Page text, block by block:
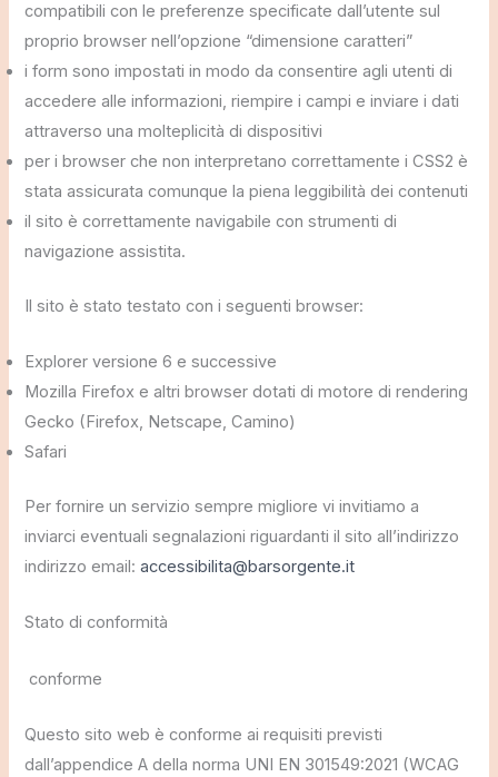
compatibili con le preferenze specificate dall’utente sul
proprio browser nell’opzione “dimensione caratteri”
i form sono impostati in modo da consentire agli utenti di
accedere alle informazioni, riempire i campi e inviare i dati
attraverso una molteplicità di dispositivi
per i browser che non interpretano correttamente i CSS2 è
stata assicurata comunque la piena leggibilità dei contenuti
il sito è correttamente navigabile con strumenti di
navigazione assistita.
Il sito è stato testato con i seguenti browser:
Explorer versione 6 e successive
Mozilla Firefox e altri browser dotati di motore di rendering
Gecko (Firefox, Netscape, Camino)
Safari
Per fornire un servizio sempre migliore vi invitiamo a
inviarci eventuali segnalazioni riguardanti il sito all’indirizzo
indirizzo email:accessibilita@barsorgente.it
Stato di conformità
conforme
Questo sito web è conforme ai requisiti previsti
dall’appendice A della norma UNI EN 301549:2021 (WCAG